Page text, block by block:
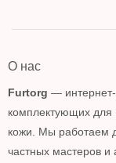
О нас
Furtorg —
комплектующих для
кожи. Мы работаем
частных мастеров